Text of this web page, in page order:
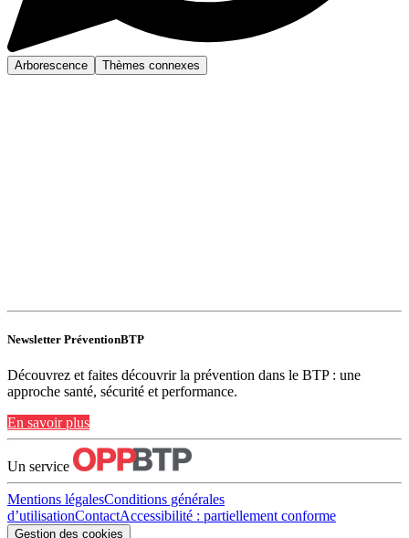
Arborescence Thèmes connexes
Newsletter PréventionBTP
Découvrez et faites découvrir la prévention dans le BTP : une
approche santé, sécurité et performance.
En savoir plus
Un service
Mentions légalesConditions générales
d’utilisationContactAccessibilité : partiellement conforme
Gestion des cookies